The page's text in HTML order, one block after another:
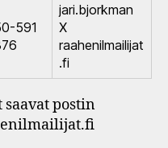
591
jari.bjorkman
X
raahenilmailijat
.fi
postin